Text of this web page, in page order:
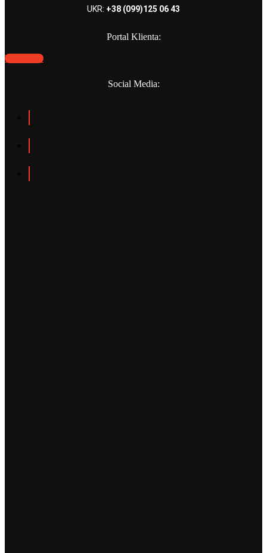
UKR: +38 (099)125 06 43
Portal Klienta:
WEBPANO
Social Media: